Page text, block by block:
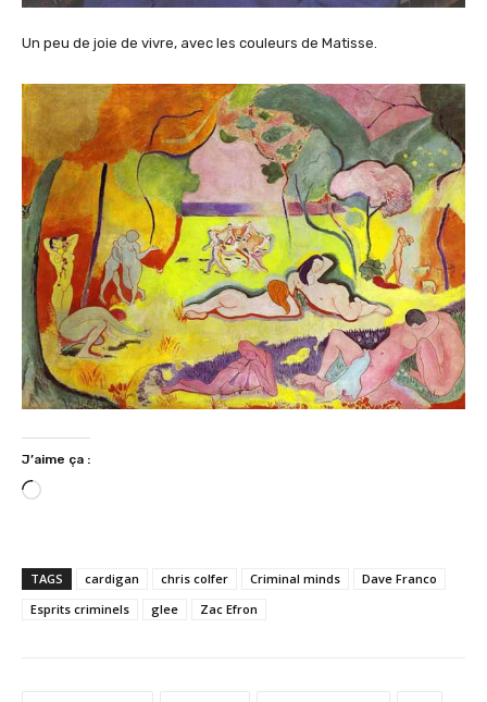
Un peu de joie de vivre, avec les couleurs de Matisse.
J’aime ça :
C
r
g
e
TAGS cardigan chris colfer Criminal minds
Dave Franco
Esprits criminels
glee Zac Efron